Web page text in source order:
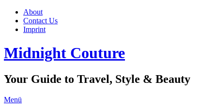
About
Contact Us
Imprint
Midnight Couture
Your Guide to Travel, Style & Beauty
Menü